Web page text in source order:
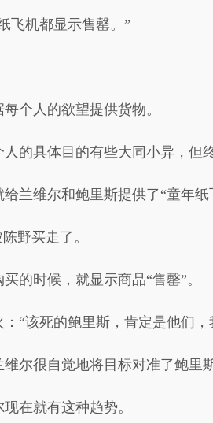
飞机都显示售罄。”
个人的欲望提供货物。
的具体目的有些大同小异，但
兰维尔和鲍里斯提供了“童年纸
野买走了。
的时候，就显示商品“售罄”。
：“该死的鲍里斯，肯定是他们
尔很自觉地将目标对准了鲍里斯
在就有这种趋势。